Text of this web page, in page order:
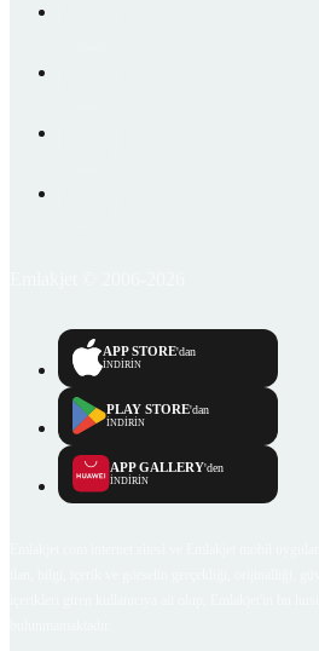
APP STORE'dan
İNDİRİN
PLAY STORE'dan
İNDİRİN
APP GALLERY'den
İNDİRİN